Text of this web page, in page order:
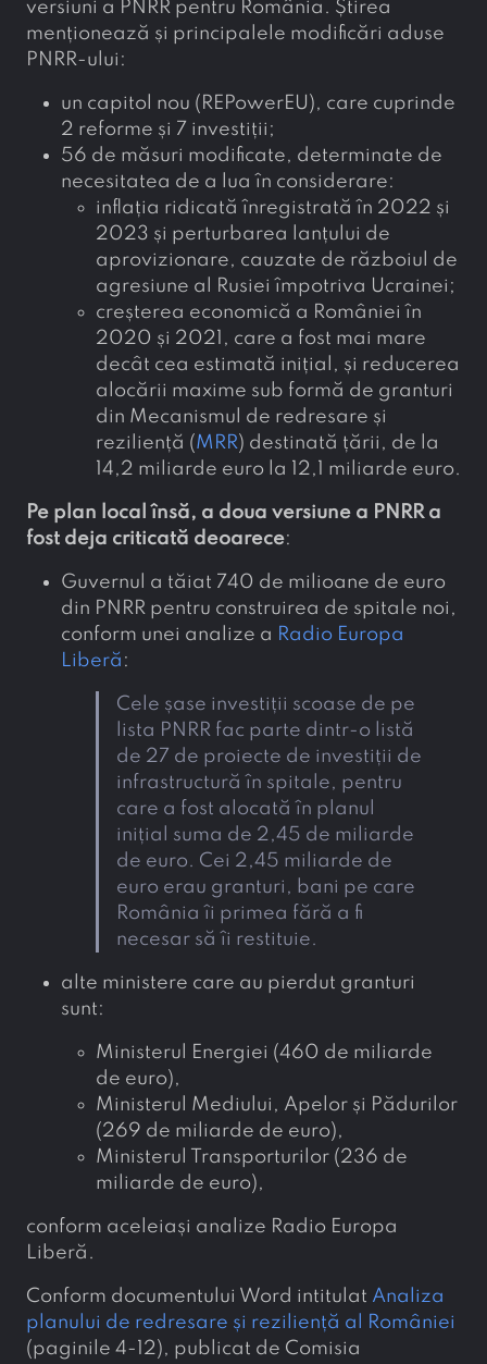
versiuni a PNRR pentru România. Știrea
menționează și principalele modificări aduse
PNRR-ului:
un capitol nou (REPowerEU), care cuprinde
2 reforme și 7 investiții;
56 de măsuri modificate, determinate de
necesitatea de a lua în considerare:
inflația ridicată înregistrată în 2022 și
2023 și perturbarea lanțului de
aprovizionare, cauzate de războiul de
agresiune al Rusiei împotriva Ucrainei;
creșterea economică a României în
2020 și 2021, care a fost mai mare
decât cea estimată inițial, și reducerea
alocării maxime sub formă de granturi
din Mecanismul de redresare și
reziliență (MRR) destinată țării, de la
14,2 miliarde euro la 12,1 miliarde euro.
Pe plan local însă, a doua versiune a PNRR a
fost deja criticată deoarece:
Guvernul a tăiat 740 de milioane de euro
din PNRR pentru construirea de spitale noi,
conform unei analize a Radio Europa
Liberă :
Cele șase investiții scoase de pe
lista PNRR fac parte dintr-o listă
de 27 de proiecte de investiții de
infrastructură în spitale, pentru
care a fost alocată în planul
inițial suma de 2,45 de miliarde
de euro. Cei 2,45 miliarde de
euro erau granturi, bani pe care
România îi primea fără a fi
necesar să îi restituie.
alte ministere care au pierdut granturi
sunt:
Ministerul Energiei (460 de miliarde
de euro),
Ministerul Mediului, Apelor și Pădurilor
(269 de miliarde de euro),
Ministerul Transporturilor (236 de
miliarde de euro),
conform aceleiași analize Radio Europa
Liberă.
Conform documentului Word intitulat Analiza
planului de redresare și reziliență al României
(paginile 4-12), publicat de Comisia